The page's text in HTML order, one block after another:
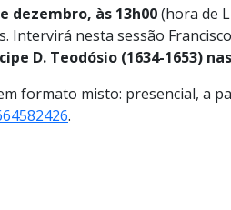
dezembro, às 13h00(hora de
Intervirá nesta sessão
D. Teodósio (1634-1653)
formato misto: presencial, a
.